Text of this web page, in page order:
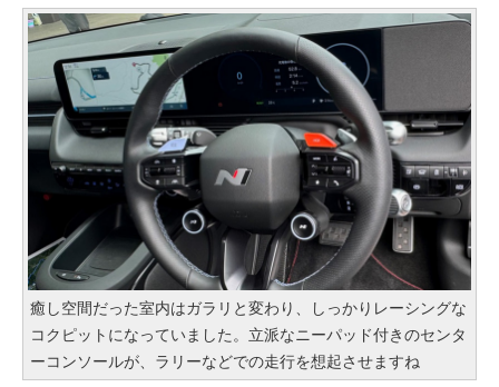
癒し空間だった室内はガラリと変わり、しっかりレーシングな
コクピットになっていました。立派なニーパッド付きのセンタ
ーコンソールが、ラリーなどでの走行を想起させますね